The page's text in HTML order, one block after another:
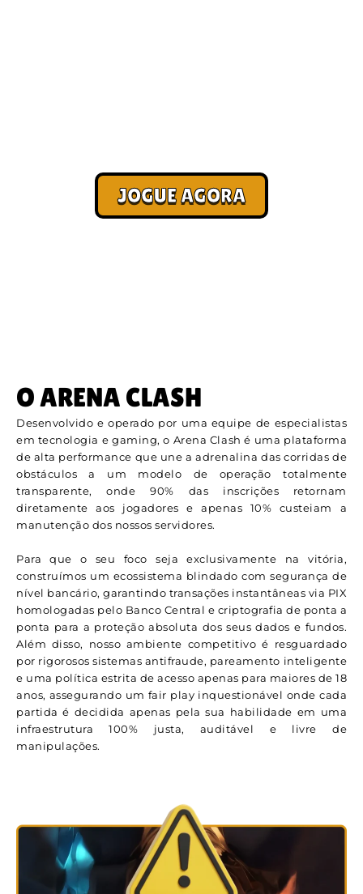
JOGUE AGORA
O ARENA CLASH
Desenvolvido e operado por uma equipe de especialistas
em tecnologia e gaming, o Arena Clash é uma plataforma
de alta performance que une a adrenalina das corridas de
obstáculos a um modelo de operação totalmente
transparente, onde 90% das inscrições retornam
diretamente aos jogadores e apenas 10% custeiam a
manutenção dos nossos servidores.
Para que o seu foco seja exclusivamente na vitória,
construímos um ecossistema blindado com segurança de
nível bancário, garantindo transações instantâneas via PIX
homologadas pelo Banco Central e criptografia de ponta a
ponta para a proteção absoluta dos seus dados e fundos.
Além disso, nosso ambiente competitivo é resguardado
por rigorosos sistemas antifraude, pareamento inteligente
e uma política estrita de acesso apenas para maiores de 18
anos, assegurando um fair play inquestionável onde cada
partida é decidida apenas pela sua habilidade em uma
infraestrutura 100% justa, auditável e livre de
manipulações.